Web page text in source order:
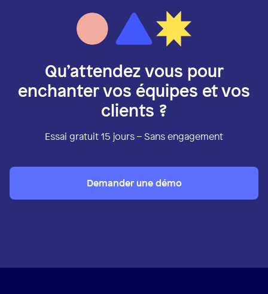
Qu’attendez vous pour
enchanter vos équipes et vos
clients ?
Essai gratuit 15 jours – Sans engagement
Demander une démo